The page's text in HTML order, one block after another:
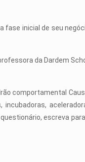
fase inicial de seu
da Dardem
comportamental
escreva para